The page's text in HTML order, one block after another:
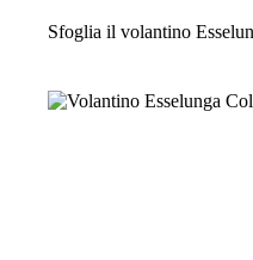
Sfoglia il volantino